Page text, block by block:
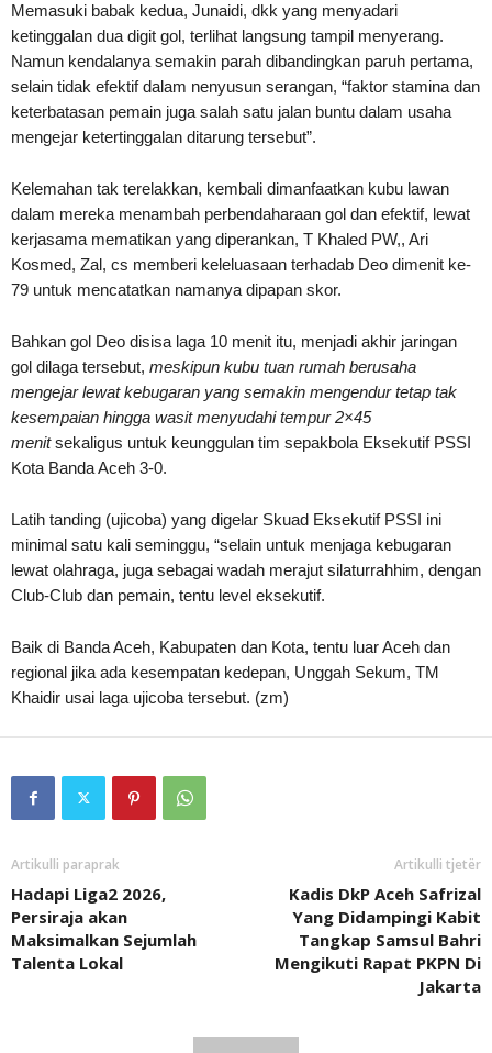
Memasuki babak kedua, Junaidi, dkk yang menyadari
ketinggalan dua digit gol, terlihat langsung tampil menyerang.
Namun kendalanya semakin parah dibandingkan paruh pertama,
selain tidak efektif dalam nenyusun serangan, “faktor stamina dan
keterbatasan pemain juga salah satu jalan buntu dalam usaha
mengejar ketertinggalan ditarung tersebut”.
Kelemahan tak terelakkan, kembali dimanfaatkan kubu lawan
dalam mereka menambah perbendaharaan gol dan efektif, lewat
kerjasama mematikan yang diperankan, T Khaled PW,, Ari
Kosmed, Zal, cs memberi keleluasaan terhadab Deo dimenit ke-
79 untuk mencatatkan namanya dipapan skor.
Bahkan gol Deo disisa laga 10 menit itu, menjadi akhir jaringan
gol dilaga tersebut, meskipun kubu tuan rumah berusaha
mengejar lewat kebugaran yang semakin mengendur tetap tak
kesempaian hingga wasit menyudahi tempur 2×45
menitsekaligus untuk keunggulan tim sepakbola Eksekutif PSSI
Kota Banda Aceh 3-0.
Latih tanding (ujicoba) yang digelar Skuad Eksekutif PSSI ini
minimal satu kali seminggu, “selain untuk menjaga kebugaran
lewat olahraga, juga sebagai wadah merajut silaturrahhim, dengan
Club-Club dan pemain, tentu level eksekutif.
Baik di Banda Aceh, Kabupaten dan Kota, tentu luar Aceh dan
regional jika ada kesempatan kedepan, Unggah Sekum, TM
Khaidir usai laga ujicoba tersebut. (zm)
Artikulli paraprak
Hadapi Liga2 2026,
Persiraja akan
Maksimalkan Sejumlah
Talenta Lokal
Artikulli tjetër
Kadis DkP Aceh Safrizal
Yang Didampingi Kabit
Tangkap Samsul Bahri
Mengikuti Rapat PKPN Di
Jakarta